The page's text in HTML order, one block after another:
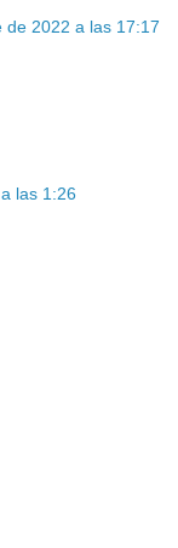
de 2022 a las 17:17
las 1:26